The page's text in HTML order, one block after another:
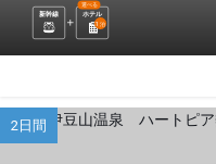
新幹線 ホテル
選べる
1 泊
2日間